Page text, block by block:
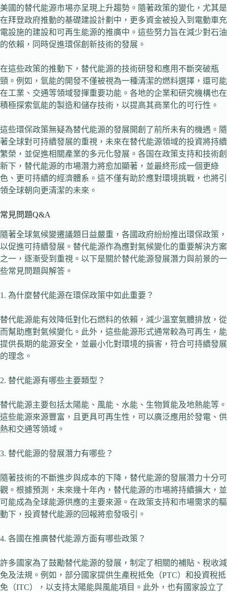
美國的替代能源市場亦呈現上升趨勢。隨著政策的變化，尤其是
在拜登政府推動的基礎建設計劃中，更多資金被投入到電動車充
電設施的建設和可再生能源的推廣中。這些努力旨在減少對石油
的依賴，同時促進環保創新技術的發展。
在這些政策的推動下，替代能源的技術研發和應用不斷突破瓶
頸。例如，氫能的開發不僅被視為一種清潔的燃料選擇，還可能
在工業、交通等領域發揮重要功能。各地的企業和研究機構也在
積極探索氫能的製造和儲存技術，以提高其商業化的可行性。
這些環保政策無疑為替代能源的發展開創了前所未有的機遇。隨
著全球對可持續發展的重視，未來在替代能源領域的投資將持續
繁榮，並促進相關產業的多元化發展。各国在政策支持和技術創
新下，替代能源的市場潛力將愈加顯著，並最終形成一個更綠
色、更可持續的經濟體系。這不僅有助於應對環境挑戰，也將引
領全球朝向更清潔的未來。
常見問題Q&A
隨著全球氣候變遷議題日益嚴重，各國政府紛紛推出環保政策，
以促進可持續發展。替代能源作為應對氣候變化的重要解決方案
之一，逐漸受到重視。以下是關於替代能源發展潛力與前景的一
些常見問題與解答。
1. 為什麼替代能源在環保政策中如此重要？
替代能源能有效降低對化石燃料的依賴，減少溫室氣體排放，從
而幫助應對氣候變化。此外，這些能源形式通常較為可再生，能
提供長期的能源安全，並最小化對環境的損害，符合可持續發展
的理念。
2. 替代能源有哪些主要類型？
替代能源主要包括太陽能、風能、水能、生物質能及地熱能等。
這些能源來源豐富，且更具可再生性，可以廣泛應用於發電、供
熱和交通等領域。
3. 替代能源的發展潛力有哪些？
隨著技術的不斷進步與成本的下降，替代能源的發展潛力十分可
觀。根據預測，未來幾十年內，替代能源的市場將持續擴大，並
可能成為全球能源供應的主要來源。在政策支持和市場需求的驅
動下，投資替代能源的回報將愈發吸引。
4. 各國在推廣替代能源方面有哪些政策？
許多國家為了鼓勵替代能源的發展，制定了相關的補貼、稅收減
免及法規。例如，部分國家提供生產稅抵免（PTC）和投資稅抵
免（ITC），以支持太陽能與風能項目。此外，也有國家設立了